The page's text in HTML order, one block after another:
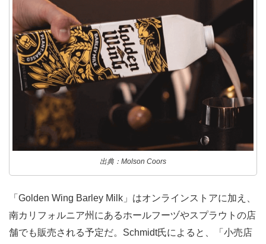
出典：Molson Coors
「Golden Wing Barley Milk」はオンラインストアに加え、
南カリフォルニア州にあるホールフーヅやスプラウトの店
舗でも販売される予定だ。Schmidt氏によると、「小売店